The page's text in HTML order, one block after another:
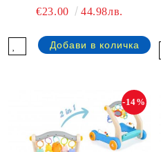
€23.00
44.98лв.
-14%